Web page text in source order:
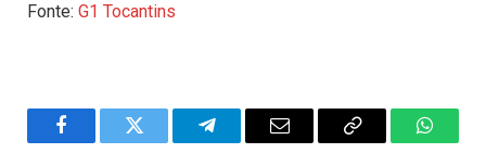
Fonte: G1 Tocantins
FacebookTwitter TelegramEmail
Copy